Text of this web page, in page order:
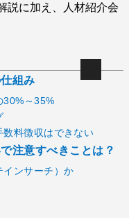
説に加え、人材紹介会
組み
30%～35%
数料徴収はできない
注意すべきことは？
インサーチ）か